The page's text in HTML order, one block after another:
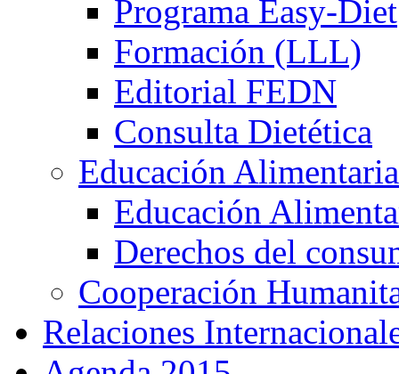
Programa Easy-Diet
Formación (LLL)
Editorial FEDN
Consulta Dietética
Educación Alimentaria
Educación
Derechos del
Cooperación
Relaciones